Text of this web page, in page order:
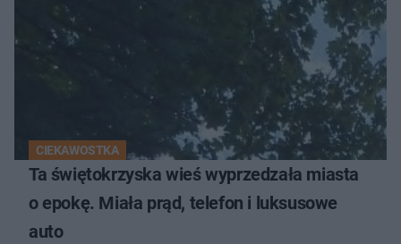
CIEKAWOSTKA
Ta świętokrzyska wieś wyprzedzała miasta
o epokę. Miała prąd, telefon i luksusowe
auto